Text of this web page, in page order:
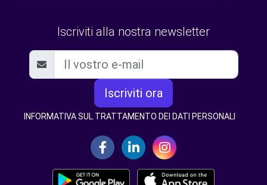
Iscriviti alla nostra newsletter
Iscriviti ora
INFORMATIVA SUL TRATTAMENTO DEI DATI PERSONALI